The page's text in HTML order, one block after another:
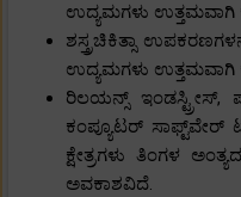
ಉದ್ಯಮಗಳು ಉತ್ತಮವಾಗಿ
ಶಸ್ತ್ರಚಿಕಿತ್ಸಾ
ಉದ್ಯಮಗಳು ಉತ್ತಮವಾಗಿ
ರಿಲಯನ್ಸ್ ಇಂಡಸ್ಟ್ರೀಸ್,
ಕಂಪ್ಯೂಟರ್ ಸಾಫ್ಟ್‌ವೇರ್
ಕ್ಷೇತ್ರಗಳು ತಿಂಗಳ
ಅವಕಾಶವಿದೆ.